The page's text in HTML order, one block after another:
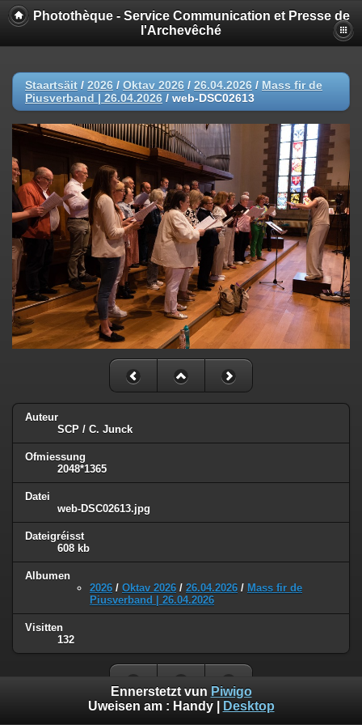
Photothèque - Service Communication et Presse de
l'Archevêché
Staartsäit / 2026 / Oktav 2026 / 26.04.2026 / Mass fir de
Piusverband | 26.04.2026 / web-DSC02613
Auteur
SCP / C. Junck
Ofmiessung
2048*1365
Datei
web-DSC02613.jpg
Dateigréisst
608 kb
Albumen
2026 / Oktav 2026 / 26.04.2026 / Mass fir de
Piusverband | 26.04.2026
Visitten
132
Ennerstetzt vun Piwigo
Uweisen am : Handy| Desktop